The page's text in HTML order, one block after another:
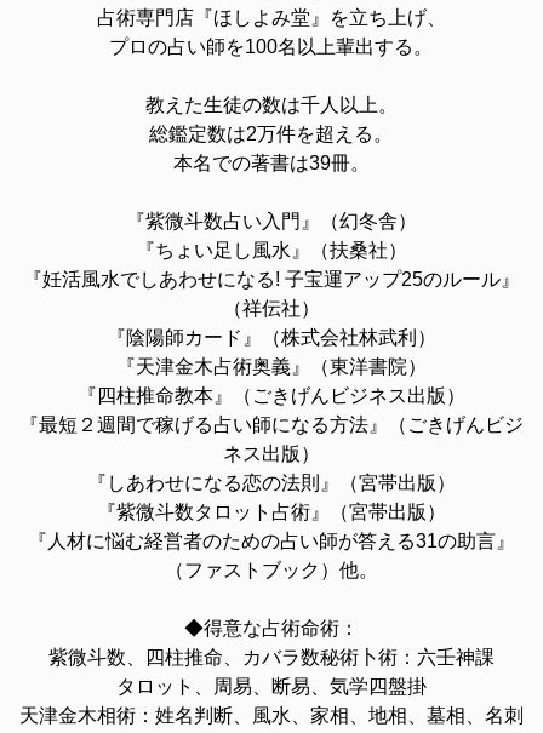
占術専門店『ほしよみ堂』を立ち上げ、
プロの占い師を100名以上輩出する。
教えた生徒の数は千人以上。
総鑑定数は2万件を超える。
本名での著書は39冊。
『紫微斗数占い入門』（幻冬舎）
『ちょい足し風水』（扶桑社）
『妊活風水でしあわせになる! 子宝運アップ25のルール』
（祥伝社）
『陰陽師カード』（株式会社林武利）
『天津金木占術奥義』（東洋書院）
『四柱推命教本』（ごきげんビジネス出版）
『最短２週間で稼げる占い師になる方法』（ごきげんビジ
ネス出版）
『しあわせになる恋の法則』（宮帯出版）
『紫微斗数タロット占術』（宮帯出版）
『人材に悩む経営者のための占い師が答える31の助言』
（ファストブック）他。
◆得意な占術命術：
紫微斗数、四柱推命、カバラ数秘術卜術：六壬神課
タロット、周易、断易、気学四盤掛
天津金木相術：姓名判断、風水、家相、地相、墓相、名刺